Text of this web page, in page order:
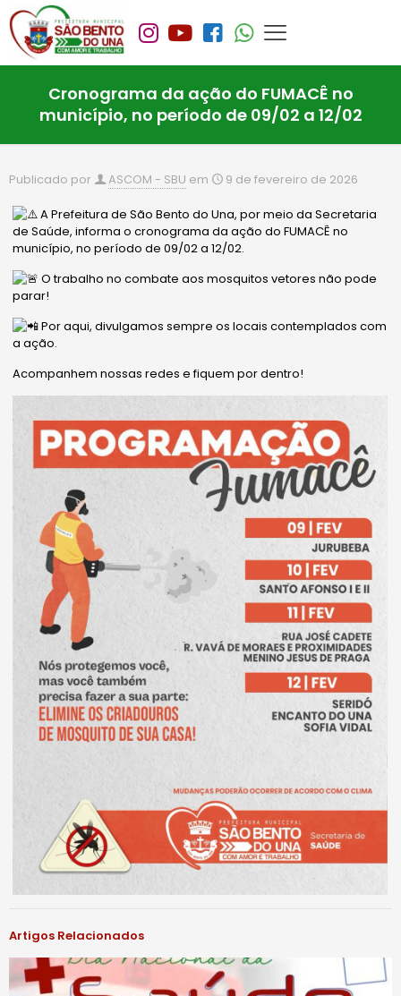
Cronograma da ação do FUMACÊ no
município, no período de 09/02 a 12/02
Publicado por ASCOM - SBU em 9 de fevereiro de 2026
A Prefeitura de São Bento do Una, por meio da Secretaria
de Saúde, informa o cronograma da ação do FUMACÊ no
município, no período de 09/02 a 12/02.
O trabalho no combate aos mosquitos vetores não pode
parar!
Por aqui, divulgamos sempre os locais contemplados com
a ação.
Acompanhem nossas redes e fiquem por dentro!
Artigos Relacionados